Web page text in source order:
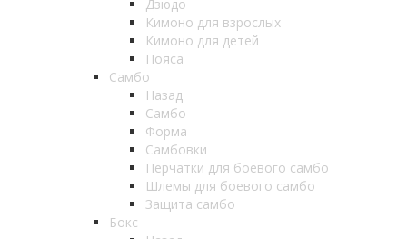
Дзюдо
Кимоно для взрослых
Кимоно для детей
Пояса
Самбо
Назад
Самбо
Форма
Самбовки
Перчатки для боевого самбо
Шлемы для боевого самбо
Защита самбо
Бокс